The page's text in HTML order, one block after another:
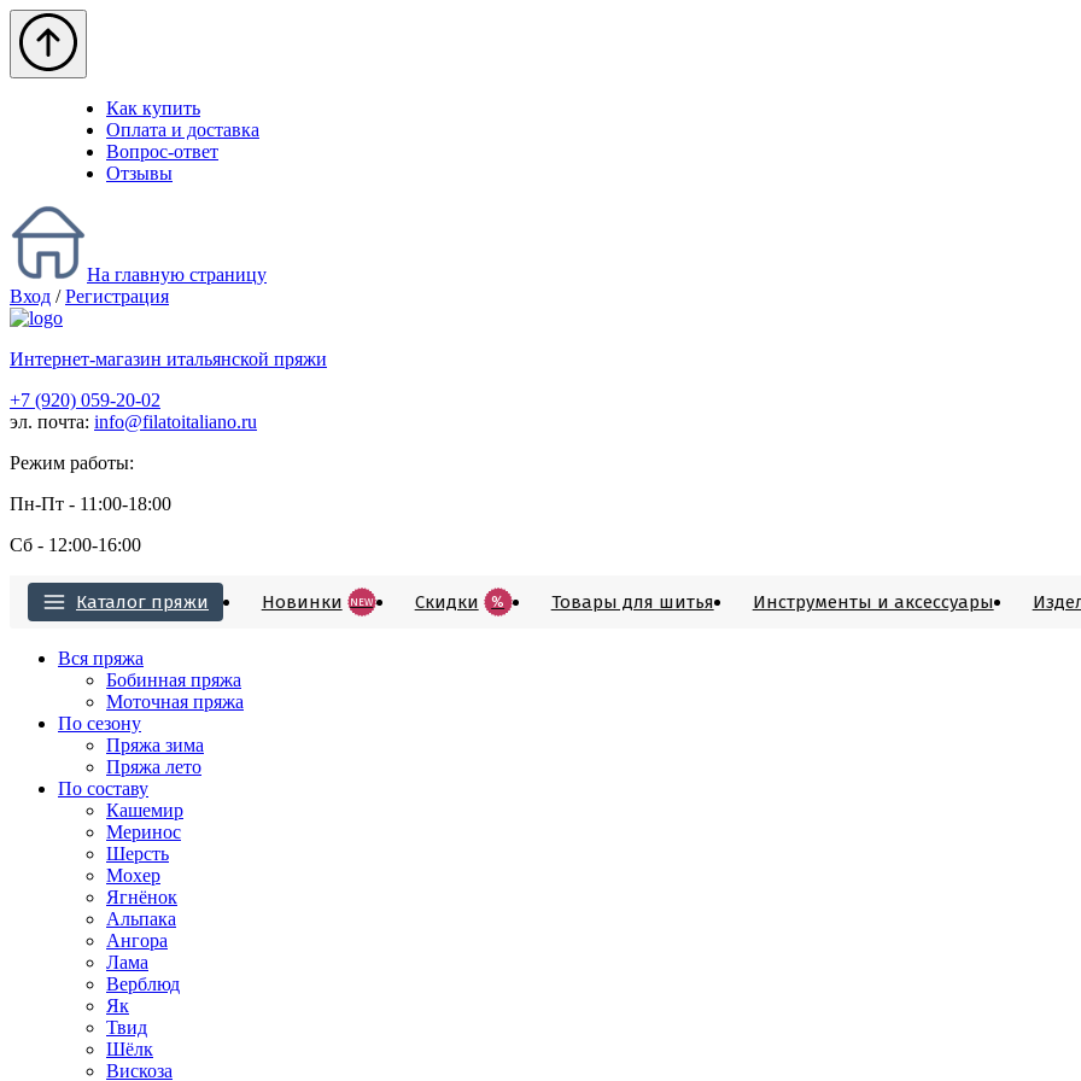
Как купить
Оплата и доставка
Вопрос-ответ
Отзывы
На главную страницу
Вход /Регистрация
Интернет-магазин итальянской пряжи
+7 (920) 059-20-02
эл. почта: info@filatoitaliano.ru
Режим работы:
Пн-Пт - 11:00-18:00
Сб - 12:00-16:00
Каталог пряжи Новинки NEW Cкидки % Товары для шитья Инструменты и аксессуары
Вся пряжа
Бобинная пряжа
Моточная пряжа
По сезону
Пряжа зима
Пряжа лето
По составу
Кашемир
Меринос
Шерсть
Мохер
Ягнёнок
Альпака
Ангора
Лама
Верблюд
Як
Твид
Шёлк
Вискоза